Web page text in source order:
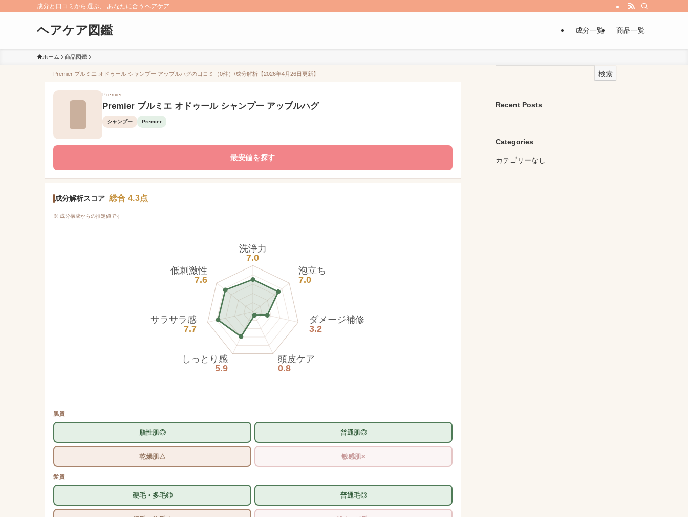
成分と口コミから選ぶ、 あなたに合うヘアケア
ヘアケア図鑑 成分一覧 商品一覧
ホーム 商品図鑑
Premier プルミエ オドゥール シャンプー アップルハグの口コミ（0件）/成分解析【2026年4月26日更新】
Premier
Premier プルミエ オドゥール シャンプー アップルハグ
シャンプー Premier
最安値を探す
成分解析スコア 総合 4.3点
※ 成分構成からの推定値です
洗浄力
7.0
泡立ち
7.0
ダメージ補修
3.2
頭皮ケア
0.8
しっとり感
5.9
サラサラ感
7.7
低刺激性
7.6
肌質
脂性肌◎ 普通肌◎
乾燥肌△ 敏感肌×
髪質
硬毛・多毛◎ 普通毛◎
検索
Recent Posts
Categories
カテゴリーなし